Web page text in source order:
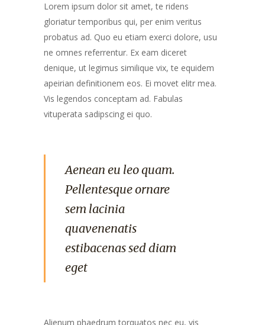
Lorem ipsum dolor sit amet, te ridens
gloriatur temporibus qui, per enim veritus
probatus ad. Quo eu etiam exerci dolore, usu
ne omnes referrentur. Ex eam diceret
denique, ut legimus similique vix, te equidem
apeirian definitionem eos. Ei movet elitr mea.
Vis legendos conceptam ad. Fabulas
vituperata sadipscing ei quo.
Aenean eu leo quam.
Pellentesque ornare
sem lacinia
quavenenatis
estibacenas sed diam
eget
Alienum phaedrum torquatos nec eu, vis